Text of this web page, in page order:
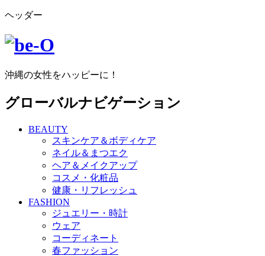
ヘッダー
沖縄の女性をハッピーに！
グローバルナビゲーション
BEAUTY
スキンケア＆ボディケア
ネイル＆まつエク
ヘア＆メイクアップ
コスメ・化粧品
健康・リフレッシュ
FASHION
ジュエリー・時計
ウェア
コーディネート
春ファッション